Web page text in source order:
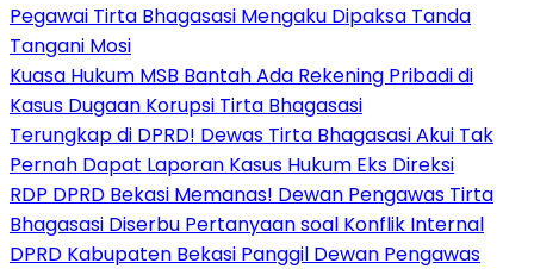
Pegawai Tirta Bhagasasi Mengaku Dipaksa Tanda
Tangani Mosi
Kuasa Hukum MSB Bantah Ada Rekening Pribadi di
Kasus Dugaan Korupsi Tirta Bhagasasi
Terungkap di DPRD! Dewas Tirta Bhagasasi Akui Tak
Pernah Dapat Laporan Kasus Hukum Eks Direksi
RDP DPRD Bekasi Memanas! Dewan Pengawas Tirta
Bhagasasi Diserbu Pertanyaan soal Konflik Internal
DPRD Kabupaten Bekasi Panggil Dewan Pengawas